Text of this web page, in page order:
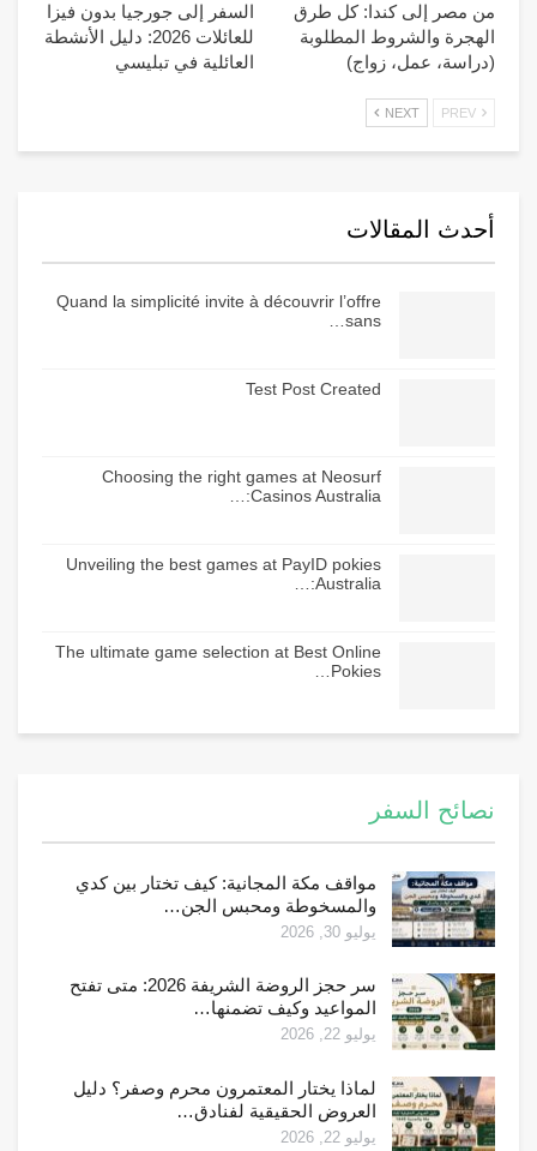
من مصر إلى كندا: كل طرق
الهجرة والشروط المطلوبة
(دراسة، عمل، زواج)
السفر إلى جورجيا بدون فيزا
للعائلات 2026: دليل الأنشطة
العائلية في تبليسي
NEXT
أحدث المقالات
Quand la simplicité invite à découvrir l’offre
sans…
Test Post Created
Choosing the right games at Neosurf
Casinos Australia:…
Unveiling the best games at PayID pokies
Australia:…
The ultimate game selection at Best Online
Pokies…
نصائح السفر
مواقف مكة المجانية: كيف تختار بين كدي
والمسخوطة ومحبس الجن…
يوليو 30, 2026
سر حجز الروضة الشريفة 2026: متى تفتح
المواعيد وكيف تضمنها…
يوليو 22, 2026
لماذا يختار المعتمرون محرم وصفر؟ دليل
العروض الحقيقية لفنادق…
يوليو 22, 2026